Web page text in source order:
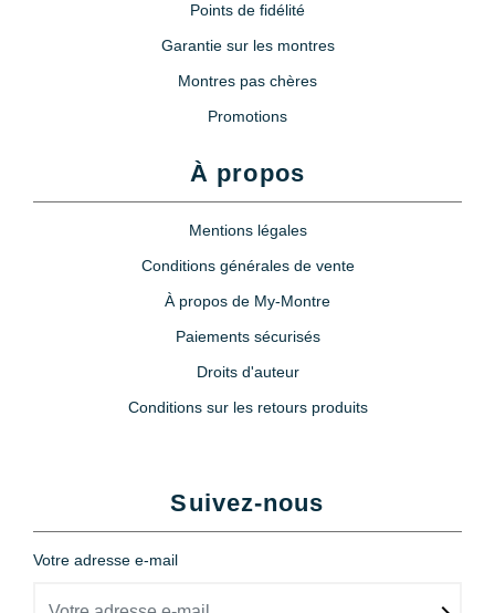
Points de fidélité
Garantie sur les montres
Montres pas chères
Promotions
À propos
Mentions légales
Conditions générales de vente
À propos de My-Montre
Paiements sécurisés
Droits d'auteur
Conditions sur les retours produits
Suivez-nous
Votre adresse e-mail